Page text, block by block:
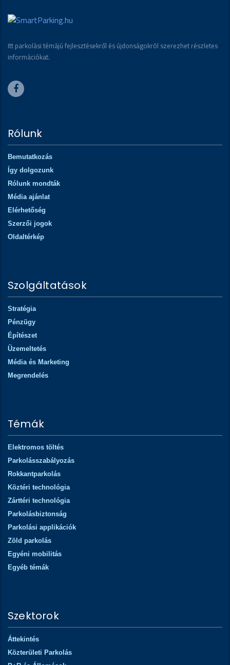
Itt parkolási témájú fejlesztésekről és újdonságokról szerezhet részletes
információkat.
Rólunk
Bemutatkozás
Így dolgozunk
Rólunk mondták
Média ajánlat
Elérhetőség
Szerzői jogok
Oldaltérkép
Szolgáltatások
Stratégia
Pénzügy
Építészet
Üzemeltetés
Média és Marketing
Megrendelés
Témák
Elektromos töltés
Parkolásszabályozás
Rokkantparkolás
Köztéri technológia
Zárttéri technológia
Parkolásbiztonság
Parkolási applikációk
Zöld parkolás
Egyéni mobilitás
Egyéb témák
Szektorok
Áttekintés
Közterületi Parkolás